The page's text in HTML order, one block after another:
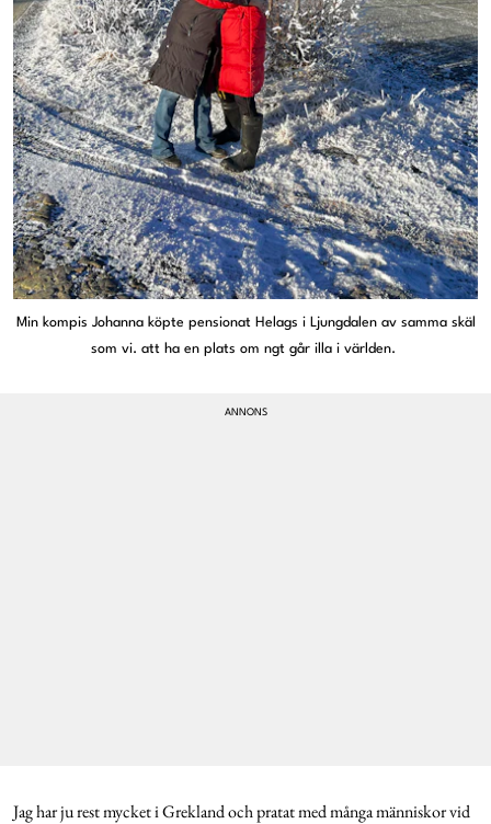
Min kompis Johanna köpte pensionat Helags i Ljungdalen av samma skäl
som vi. att ha en plats om ngt går illa i världen.
Jag har ju rest mycket i Grekland och pratat med många människor vid